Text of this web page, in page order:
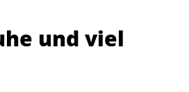
und viel